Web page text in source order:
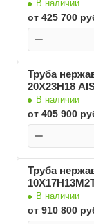
В наличии
от 425 700
Труба
20Х23Н18
В наличии
от 405 900
Труба
В наличии
от 910 800